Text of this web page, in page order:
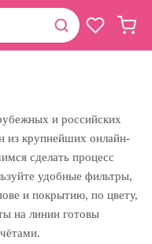
и российских
из крупнейших онлайн-
сделать процесс
удобные фильтры,
и покрытию, по цвету,
на линии готовы